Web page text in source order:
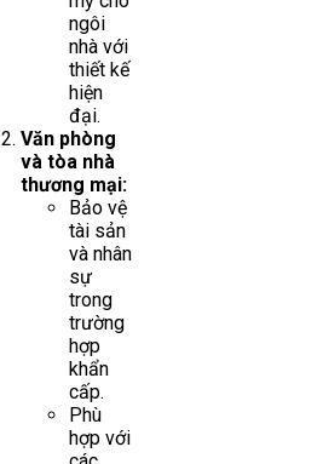
ngôi
nhà với
thiết kế
hiện
đại.
Văn phòng
và tòa nhà
thương mại:
Bảo vệ
tài sản
và nhân
sự
trong
trường
hợp
khẩn
cấp.
Phù
hợp với